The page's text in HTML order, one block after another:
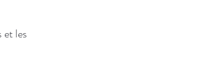
et les